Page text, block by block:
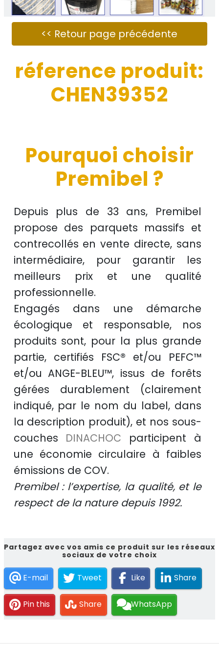
réference produit:
CHEN39352
Pourquoi choisir
Premibel ?
Depuis plus de 33 ans, Premibel
propose des parquets massifs et
contrecollés envente directe, sans
intermédiaire, pour garantir les
meilleurs prixet une qualité
professionnelle.
Engagés dans une démarche
écologique et responsable, nos
produits sont, pour la plus grande
partie, certifiés FSC® et/ou PEFC™
et/ouANGE-BLEU™, issus de forêts
gérées durablement (clairement
indiqué, par le nom du label, dans
la description produit), et nos sous-
couches DINACHOC participent à
une économie circulaire à faibles
émissions de COV.
Premibel : l’expertise, la qualité, et le
respect de la nature depuis 1992.
Partagez avec vos amis ce produit sur les réseaux
sociaux de votre choix
E-mail Tweet Like Share
Pin this Share WhatsApp